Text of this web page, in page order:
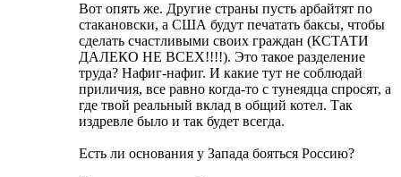
Вот опять же. Другие страны пусть арбайтят по
стакановски, а США будут печатать баксы, чтобы
сделать счастливыми своих граждан (КСТАТИ
ДАЛЕКО НЕ ВСЕХ!!!!). Это такое разделение
труда? Нафиг-нафиг. И какие тут не соблюдай
приличия, все равно когда-то с тунеядца спросят, а
где твой реальный вклад в общий котел. Так
издревле было и так будет всегда.
Есть ли основания у Запада бояться Россию?